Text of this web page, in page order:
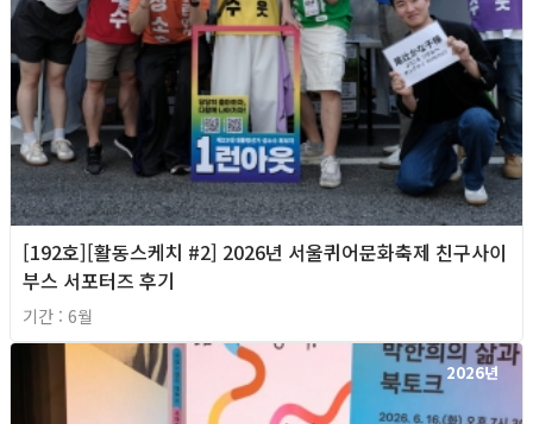
[192호][활동스케치 #2] 2026년 서울퀴어문화축제 친구사이
부스 서포터즈 후기
기간 : 6월
2026년